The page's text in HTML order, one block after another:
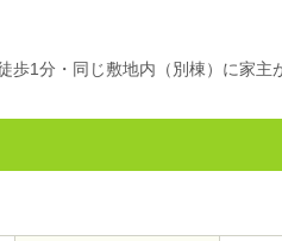
歩1分・同じ敷地内（別棟）に家主